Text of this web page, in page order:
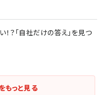
？「自社だけの答え」を見つ
もっと見る